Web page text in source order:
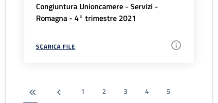
Congiuntura Unioncamere - Servizi -
Romagna - 4° trimestre 2021
SCARICA FILE
1 2 3 4
5